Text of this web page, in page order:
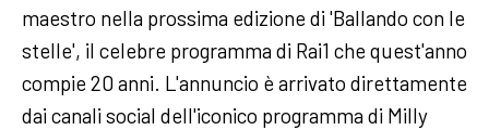
maestro nella prossima edizione di 'Ballando con le
stelle', il celebre programma di Rai1 che quest'anno
compie 20 anni. L'annuncio è arrivato direttamente
dai canali social dell'iconico programma di Milly